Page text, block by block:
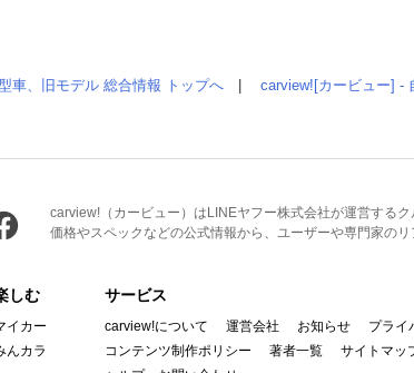
車、旧モデル 総合情報 トップへ carview![カービュー] -
carview!（カービュー）はLINEヤフー株式会社が運営する
価格やスペックなどの公式情報から、ユーザーや専門家の
しむ
イカー
んカラ
サービス
carview!について 運営会社 お知らせ プライ
コンテンツ制作ポリシー
著者一覧 サイトマッ